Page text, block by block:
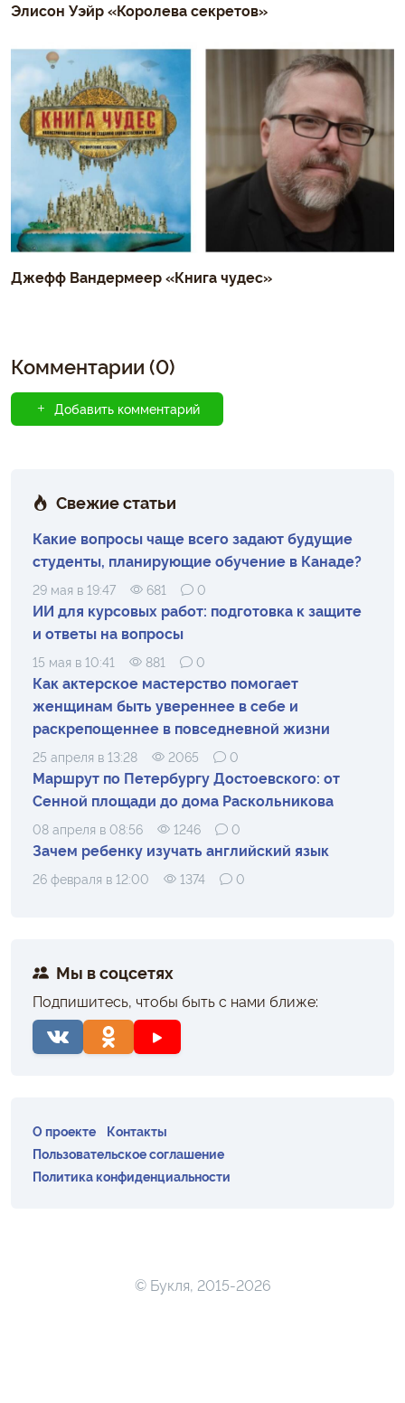
Элисон Уэйр «Королева секретов»
Джефф Вандермеер «Книга чудес»
Комментарии (0)
Добавить комментарий
Свежие статьи
Какие вопросы чаще всего задают будущие
студенты, планирующие обучение в Канаде?
29 мая в 19:47 681 0
ИИ для курсовых работ: подготовка к защите
и ответы на вопросы
15 мая в 10:41 881 0
Как актерское мастерство помогает
женщинам быть увереннее в себе и
раскрепощеннее в повседневной жизни
25 апреля в 13:28 2065 0
Маршрут по Петербургу Достоевского: от
Сенной площади до дома Раскольникова
08 апреля в 08:56 1246 0
Зачем ребенку изучать английский язык
26 февраля в 12:00 1374 0
Мы в соцсетях
Подпишитесь, чтобы быть с нами ближе:
О проекте
Контакты
Пользовательское соглашение
Политика конфиденциальности
© Букля, 2015-2026